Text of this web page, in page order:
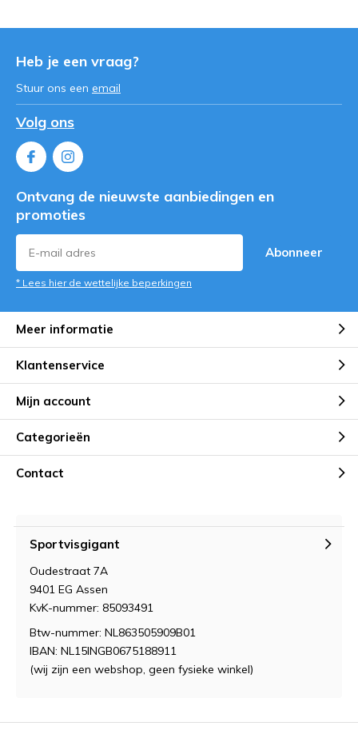
Heb je een vraag?
Stuur ons een email
Volg ons
Ontvang de nieuwste aanbiedingen en
promoties
Abonneer
* Lees hier de wettelijke beperkingen
Meer informatie
Klantenservice
Mijn account
Categorieën
Contact
Sportvisgigant
Oudestraat 7A
9401 EG Assen
KvK-nummer: 85093491
Btw-nummer: NL863505909B01
IBAN: NL15INGB0675188911
(wij zijn een webshop, geen fysieke winkel)